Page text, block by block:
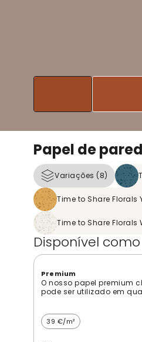
Papel de
Variações (8)
Time to Share Florals
Time to Share Florals
Disponível como
Premium
O nosso papel premium
pode ser utilizado em
39 €/m²